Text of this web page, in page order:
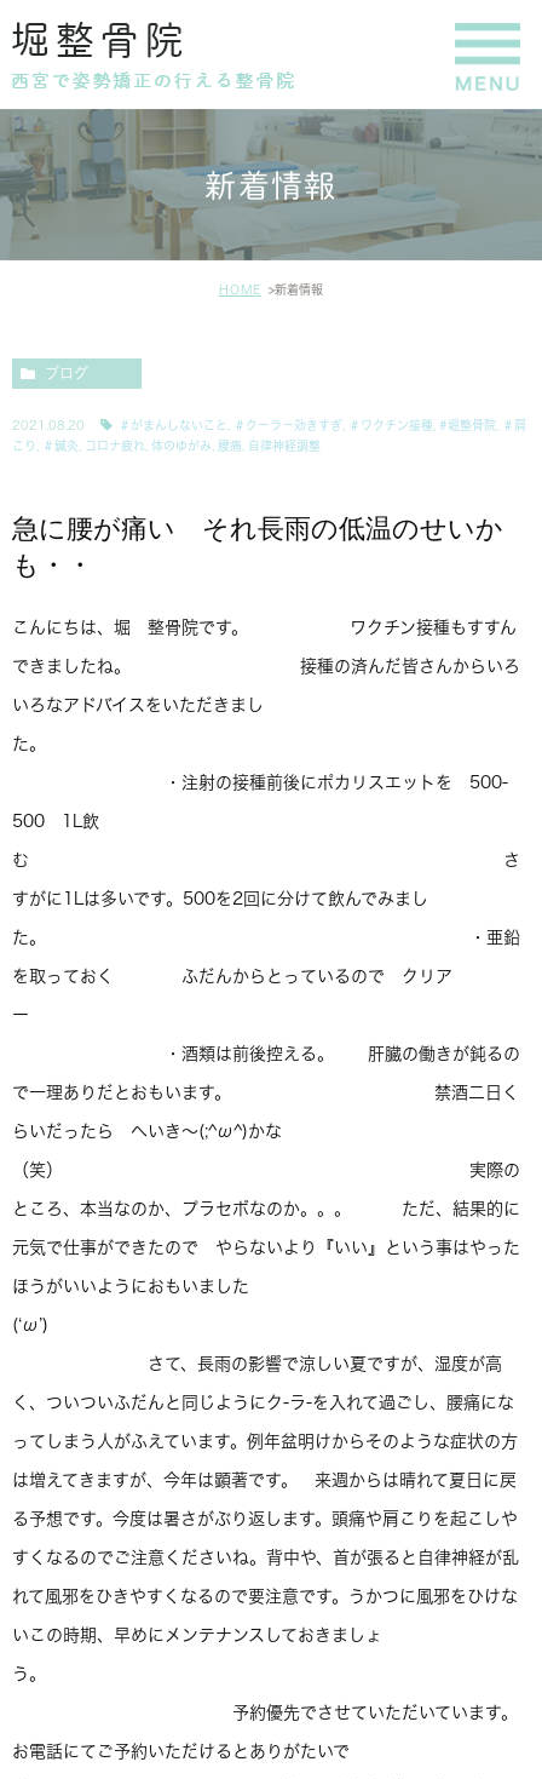
新着情報
HOME 新着情報
ブログ
2021.08.20 ＃がまんしないこと ＃クーラ－効きすぎ ＃ワクチン接種 #堀整骨院
＃肩
こり
＃鍼灸 コロナ疲れ 体のゆがみ 腰痛 自律神経調整
急に腰が痛い それ長雨の低温のせいか
も・・
こんにちは、堀 整骨院です。 ワクチン接種もすすん
できましたね。 接種の済んだ皆さんからいろ
いろなアドバイスをいただきまし
た。
・注射の接種前後にポカリスエットを 500-
500 1L飲
む さ
すがに1Lは多いです。500を2回に分けて飲んでみまし
た。 ・亜鉛
を取っておく ふだんからとっているので クリア
ー
・酒類は前後控える。 肝臓の働きが鈍るの
で一理ありだとおもいます。 禁酒二日く
らいだったら へいき～(;^ω^)かな
（笑） 実際の
ところ、本当なのか、プラセボなのか。。。 ただ、結果的に
元気で仕事ができたので やらないより『いい』という事はやった
ほうがいいようにおもいました
(‘ω’)
さて、長雨の影響で涼しい夏ですが、湿度が高
く、ついついふだんと同じようにク-ラ-を入れて過ごし、腰痛にな
ってしまう人がふえています。例年盆明けからそのような症状の方
は増えてきますが、今年は顕著です。 来週からは晴れて夏日に戻
る予想です。今度は暑さがぶり返します。頭痛や肩こりを起こしや
すくなるのでご注意くださいね。背中や、首が張ると自律神経が乱
れて風邪をひきやすくなるので要注意です。うかつに風邪をひけな
いこの時期、早めにメンテナンスしておきましょ
う。
予約優先でさせていただいています。
お電話にてご予約いただけるとありがたいで